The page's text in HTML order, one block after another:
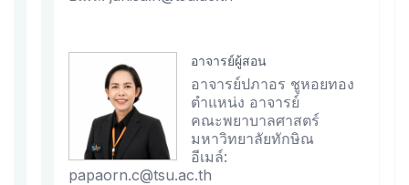
อาจารย์ผู้สอน
อาจารย์ปภาอร ชูหอยทอง
ตำแหน่ง อาจารย์
คณะพยาบาลศาสตร์
มหาวิทยาลัยทักษิณ
อีเมล์:
papaorn.c@tsu.ac.th